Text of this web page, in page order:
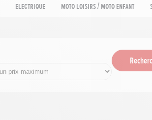
Electrique Moto loisirs / moto enfant